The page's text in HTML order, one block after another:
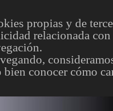
propias y de
relacionada
conocer cómo